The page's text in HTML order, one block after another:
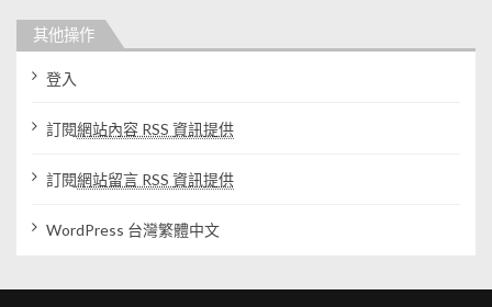
其他操作
登入
訂閱網站內容 RSS 資訊提供
訂閱網站留言 RSS 資訊提供
WordPress 台灣繁體中文